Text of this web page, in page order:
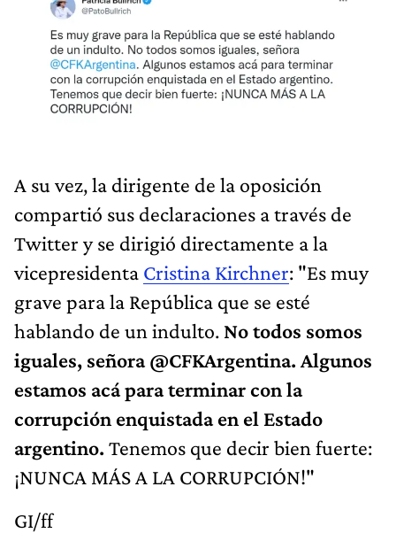
A su vez, la dirigente de la oposición
compartió sus declaraciones a través de
Twitter y se dirigió directamente a la
vicepresidenta Cristina Kirchner: "Es muy
grave para la República que se esté
hablando de un indulto. No todos somos
iguales, señora @CFKArgentina. Algunos
estamos acá para terminar con la
corrupción enquistada en el Estado
argentino. Tenemos que decir bien fuerte:
¡NUNCA MÁS A LA CORRUPCIÓN!"
GI/ff